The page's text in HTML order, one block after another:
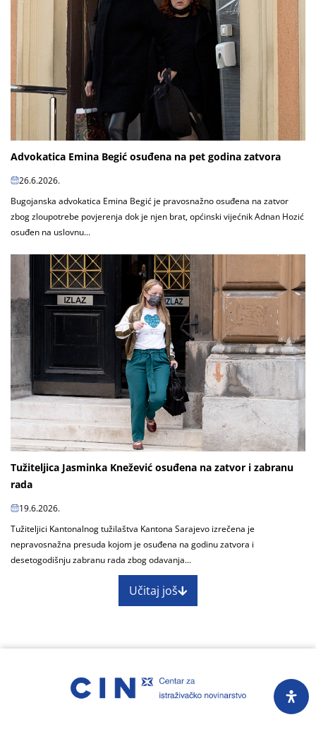
Advokatica Emina Begić osuđena na pet godina zatvora
26.6.2026.
Bugojanska advokatica Emina Begić je pravosnažno osuđena na zatvor
zbog zloupotrebe povjerenja dok je njen brat, općinski vijećnik Adnan Hozić
osuđen na uslovnu...
Tužiteljica Jasminka Knežević osuđena na zatvor i zabranu
rada
19.6.2026.
Tužiteljici Kantonalnog tužilaštva Kantona Sarajevo izrečena je
nepravosnažna presuda kojom je osuđena na godinu zatvora i
desetogodišnju zabranu rada zbog odavanja...
Učitaj još